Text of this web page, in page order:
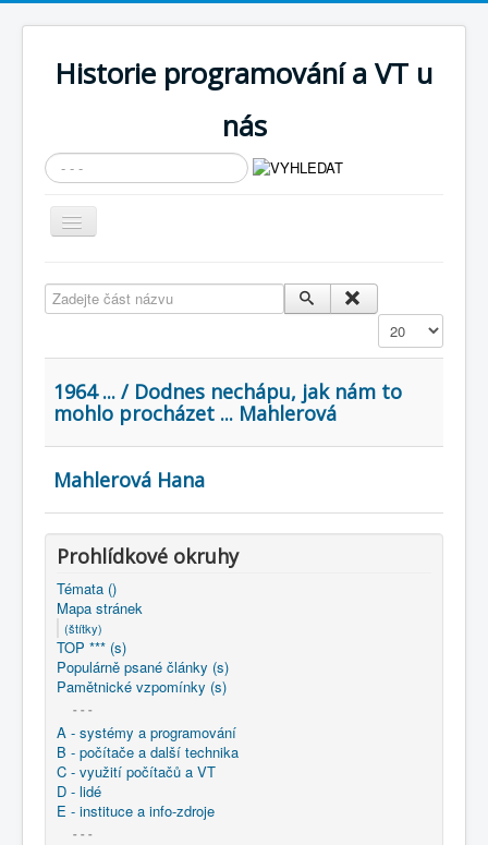
Historie programování a VT u
nás
Vyhledávání...
Přepnout
navigaci
Cíle expozice
Současnost SW a IT
KNIHOVNA
O nás
Úvod
Zadejte část názvu
Zobrazit
1964 ... / Dodnes nechápu, jak nám to
mohlo procházet ... Mahlerová
Mahlerová Hana
Prohlídkové okruhy
Témata ()
Mapa stránek
(štítky)
TOP *** (s)
Populárně psané články (s)
Pamětnické vzpomínky (s)
- - -
A - systémy a programování
B - počítače a další technika
C - využití počítačů a VT
D - lidé
E - instituce a info-zdroje
- - -